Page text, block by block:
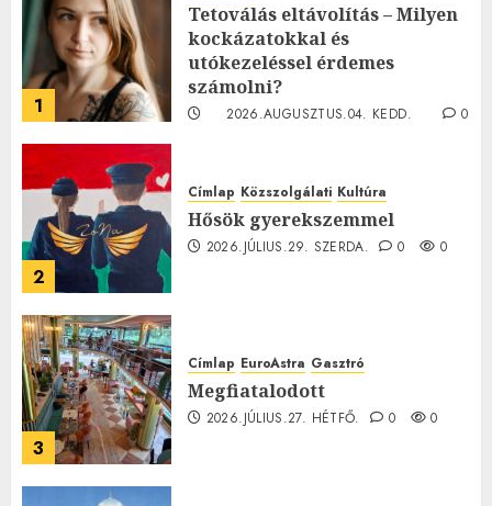
1
Tetoválás eltávolítás – Milyen
kockázatokkal és
utókezeléssel érdemes
számolni?
2026.AUGUSZTUS.04. KEDD.
0
2
Címlap Közszolgálati Kultúra
Hősök gyerekszemmel
2026.JÚLIUS.29. SZERDA. 0 0
3
Címlap EuroAstra Gasztró
Megfiatalodott
2026.JÚLIUS.27. HÉTFŐ. 0 0